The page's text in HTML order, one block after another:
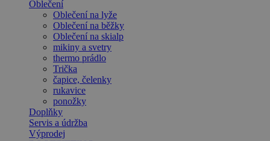
Oblečení
Oblečení na lyže
Oblečení na běžky
Oblečení na skialp
mikiny a svetry
thermo prádlo
Trička
čapice, čelenky
rukavice
ponožky
Doplňky
Servis a údržba
Výprodej